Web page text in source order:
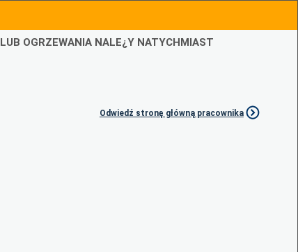
OGRZEWANIA NALE¿Y NATYCHMIAST
Odwiedź stronę główną pracownika